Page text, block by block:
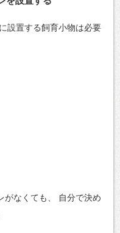
設置する飼育小物は必要
なくても、
自分で決め